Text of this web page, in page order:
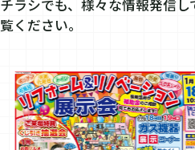
チラシでも、様々な情報発信
覧ください。